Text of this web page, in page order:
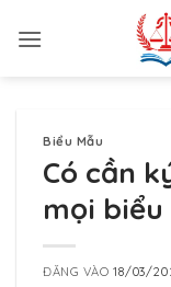
qua
Biểu Mẫu
Có cần
mọi
ĐĂNG VÀO18/03/